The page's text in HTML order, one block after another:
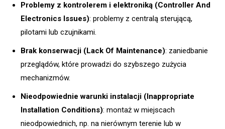
Problemy z kontrolerem i elektroniką (Controller And
Electronics Issues): problemy z centralą sterującą,
pilotami lub czujnikami.
Brak konserwacji (Lack Of Maintenance): zaniedbanie
przeglądów, które prowadzi do szybszego zużycia
mechanizmów.
Nieodpowiednie warunki instalacji (Inappropriate
Installation Conditions): montaż w miejscach
nieodpowiednich, np. na nierównym terenie lub w